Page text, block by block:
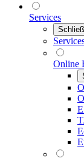
Services
Online